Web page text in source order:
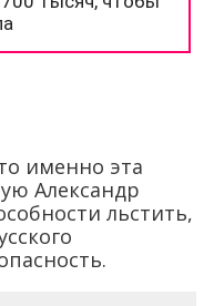
именно эта
Александр
льстить,